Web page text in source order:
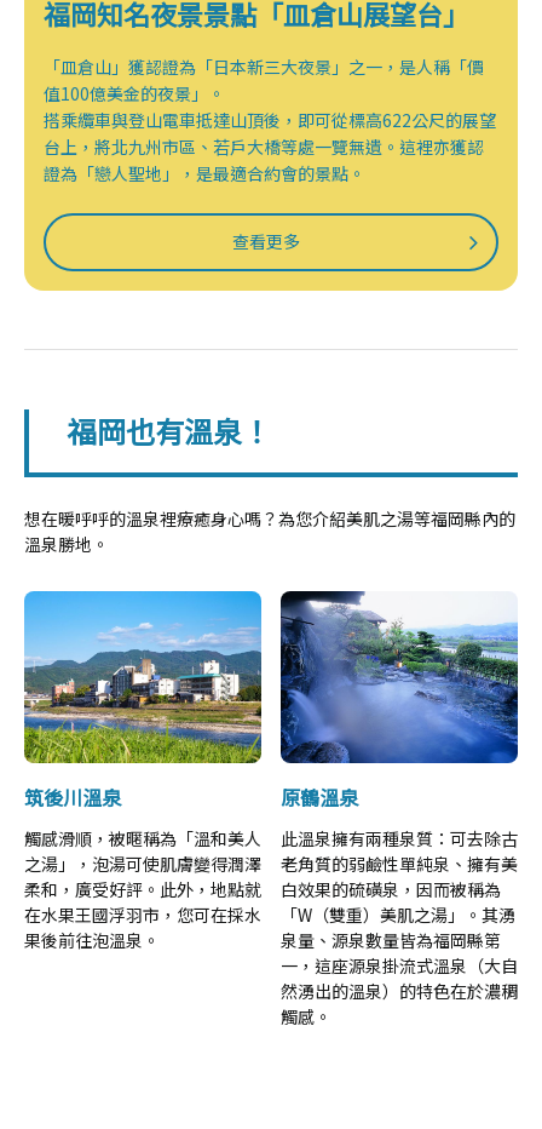
福岡知名夜景景點「皿倉山展望台」
「皿倉山」獲認證為「日本新三大夜景」之一，是人稱「價
值100億美金的夜景」。
搭乘纜車與登山電車抵達山頂後，即可從標高622公尺的展望
台上，將北九州市區、若戶大橋等處一覽無遺。這裡亦獲認
證為「戀人聖地」，是最適合約會的景點。
查看更多
福岡也有溫泉！
想在暖呼呼的溫泉裡療癒身心嗎？為您介紹美肌之湯等福岡縣內的
溫泉勝地。
筑後川溫泉
觸感滑順，被暱稱為「溫和美人
之湯」，泡湯可使肌膚變得潤澤
柔和，廣受好評。此外，地點就
在水果王國浮羽市，您可在採水
果後前往泡溫泉。
原鶴溫泉
此溫泉擁有兩種泉質：可去除古
老角質的弱鹼性單純泉、擁有美
白效果的硫磺泉，因而被稱為
「W（雙重）美肌之湯」。其湧
泉量、源泉數量皆為福岡縣第
一，這座源泉掛流式溫泉（大自
然湧出的溫泉）的特色在於濃稠
觸感。